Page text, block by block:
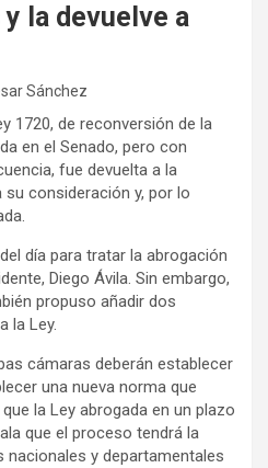
la devuelve a
Sánchez
1720, de reconversión de la
en el Senado, pero con
fue devuelta a la
su consideración y, por lo
día para tratar la abrogación
Diego Ávila. Sin embargo,
propuso añadir dos
la Ley.
cámaras deberán establecer
una nueva norma que
la Ley abrogada en un plazo
que el proceso tendrá la
nacionales y departamentales